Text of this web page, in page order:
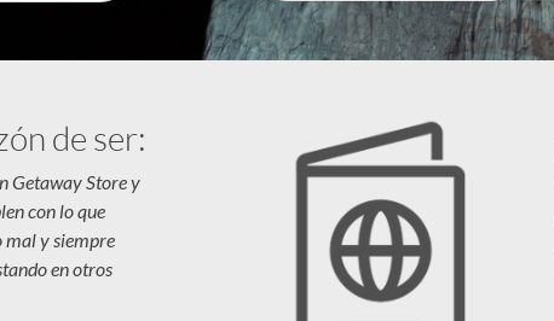
de ser:
Getaway Store y
con lo que
mal y siempre
en otros